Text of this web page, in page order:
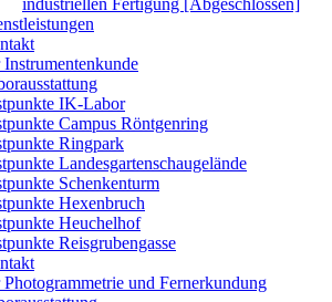
industriellen Fertigung [Abgeschlossen]
IK-Labor
Campus Röntgenring
Ringpark
Landesgartenschaugelände
Schenkenturm
Hexenbruch
Heuchelhof
Reisgrubengasse
und Fernerkundung